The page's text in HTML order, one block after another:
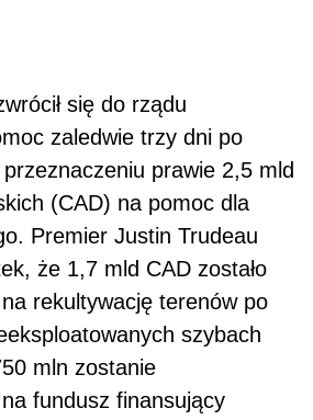
się do rządu
zaledwie trzy dni po
prawie 2,5 mld
(CAD) na pomoc dla
Premier Justin Trudeau
że 1,7 mld CAD zostało
rekultywację terenów po
szybach
mln zostanie
fundusz finansujący